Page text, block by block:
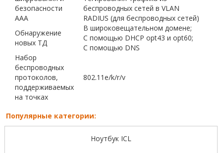
безопасности
беспроводных сетей в VLAN
ААА
RADIUS (для беспроводных сетей)
Обнаружение
новых ТД
В широковещательном домене;
С помощью DHCP opt43 и opt60;
С помощью DNS
Набор
беспроводных
протоколов,
поддерживаемых
на точках
802.11e/k/r/v
Популярные категории:
Ноутбук ICL